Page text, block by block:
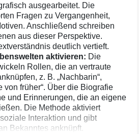
ausgearbeitet. Die
Fragen zu Vergangenheit,
Anschließend schreiben
aus dieser Perspektive.
deutlich vertieft.
aktivieren: Die
Rollen, die an vertraute
z. B. „Nachbarin“,
von früher“. Über die Biografie
und Erinnerungen, die an eigene
Die Methode aktiviert
Interaktion und gibt
Bekanntes anknüpft.